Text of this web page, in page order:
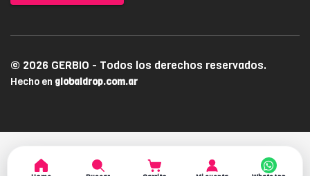
© 2026 GERBIO - Todos los derechos reservados.
Hecho en globaldrop.com.ar